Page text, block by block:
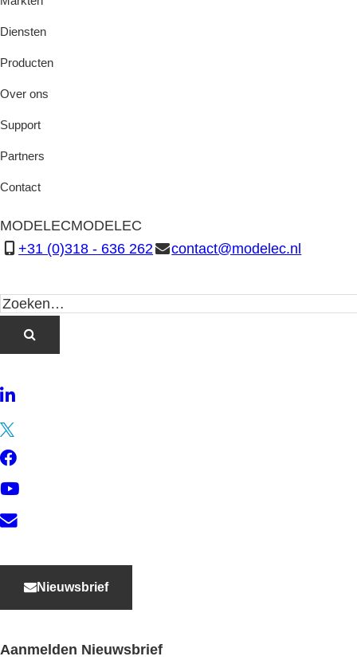
Diensten
Producten
Over ons
Support
Partners
Contact
MODELECMODELEC
+31 (0)318 - 636 262
contact@modelec.nl
LinkedIn
YouTube
Contact
Nieuwsbrief
Aanmelden Nieuwsbrief